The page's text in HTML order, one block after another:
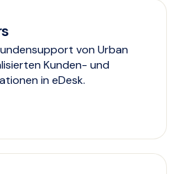
von Urban
Kunden- und
in eDesk.